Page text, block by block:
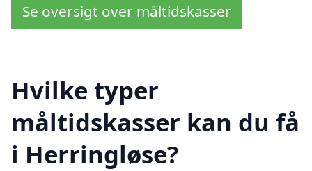
Se oversigt over måltidskasser
Hvilke typer
måltidskasser kan du få
i Herringløse?